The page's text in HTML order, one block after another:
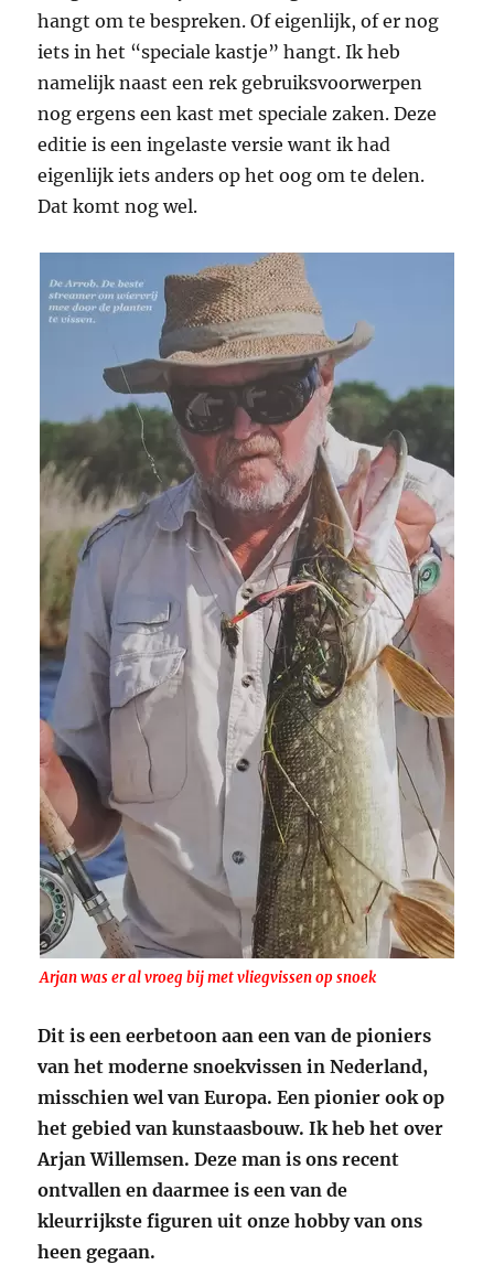
hangt om te bespreken. Of eigenlijk, of er nog
iets in het “speciale kastje” hangt. Ik heb
namelijk naast een rek gebruiksvoorwerpen
nog ergens een kast met speciale zaken. Deze
editie is een ingelaste versie want ik had
eigenlijk iets anders op het oog om te delen.
Dat komt nog wel.
Arjan was er al vroeg bij met vliegvissen op snoek
Dit is een eerbetoon aan een van de pioniers
van het moderne snoekvissen in Nederland,
misschien wel van Europa. Een pionier ook op
het gebied van kunstaasbouw. Ik heb het over
Arjan Willemsen. Deze man is ons recent
ontvallen en daarmee is een van de
kleurrijkste figuren uit onze hobby van ons
heen gegaan.